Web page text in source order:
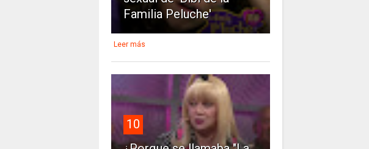
Familia Peluche'
Leer más
10